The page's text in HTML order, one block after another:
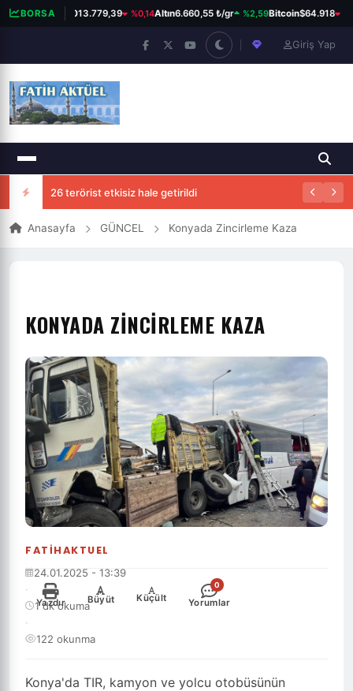
BORSA
BIST 100 13.779,39 %0,14Altın6.660,55 ₺/gr %2,59Bitcoin$64.918
Giriş Yap
26 terörist etkisiz hale getirildi
Anasayfa GÜNCEL Konyada Zincirleme Kaza
FATIHAKTUEL
KONYADA ZINCIRLEME KAZA
Konya'da TIR, kamyon ve yolcu otobüsünün
24.01.2025 - 13:39
·
1 dk okuma
·
122 okunma
Yazdır
+
Büyüt
-
Küçült
0
Yorumlar